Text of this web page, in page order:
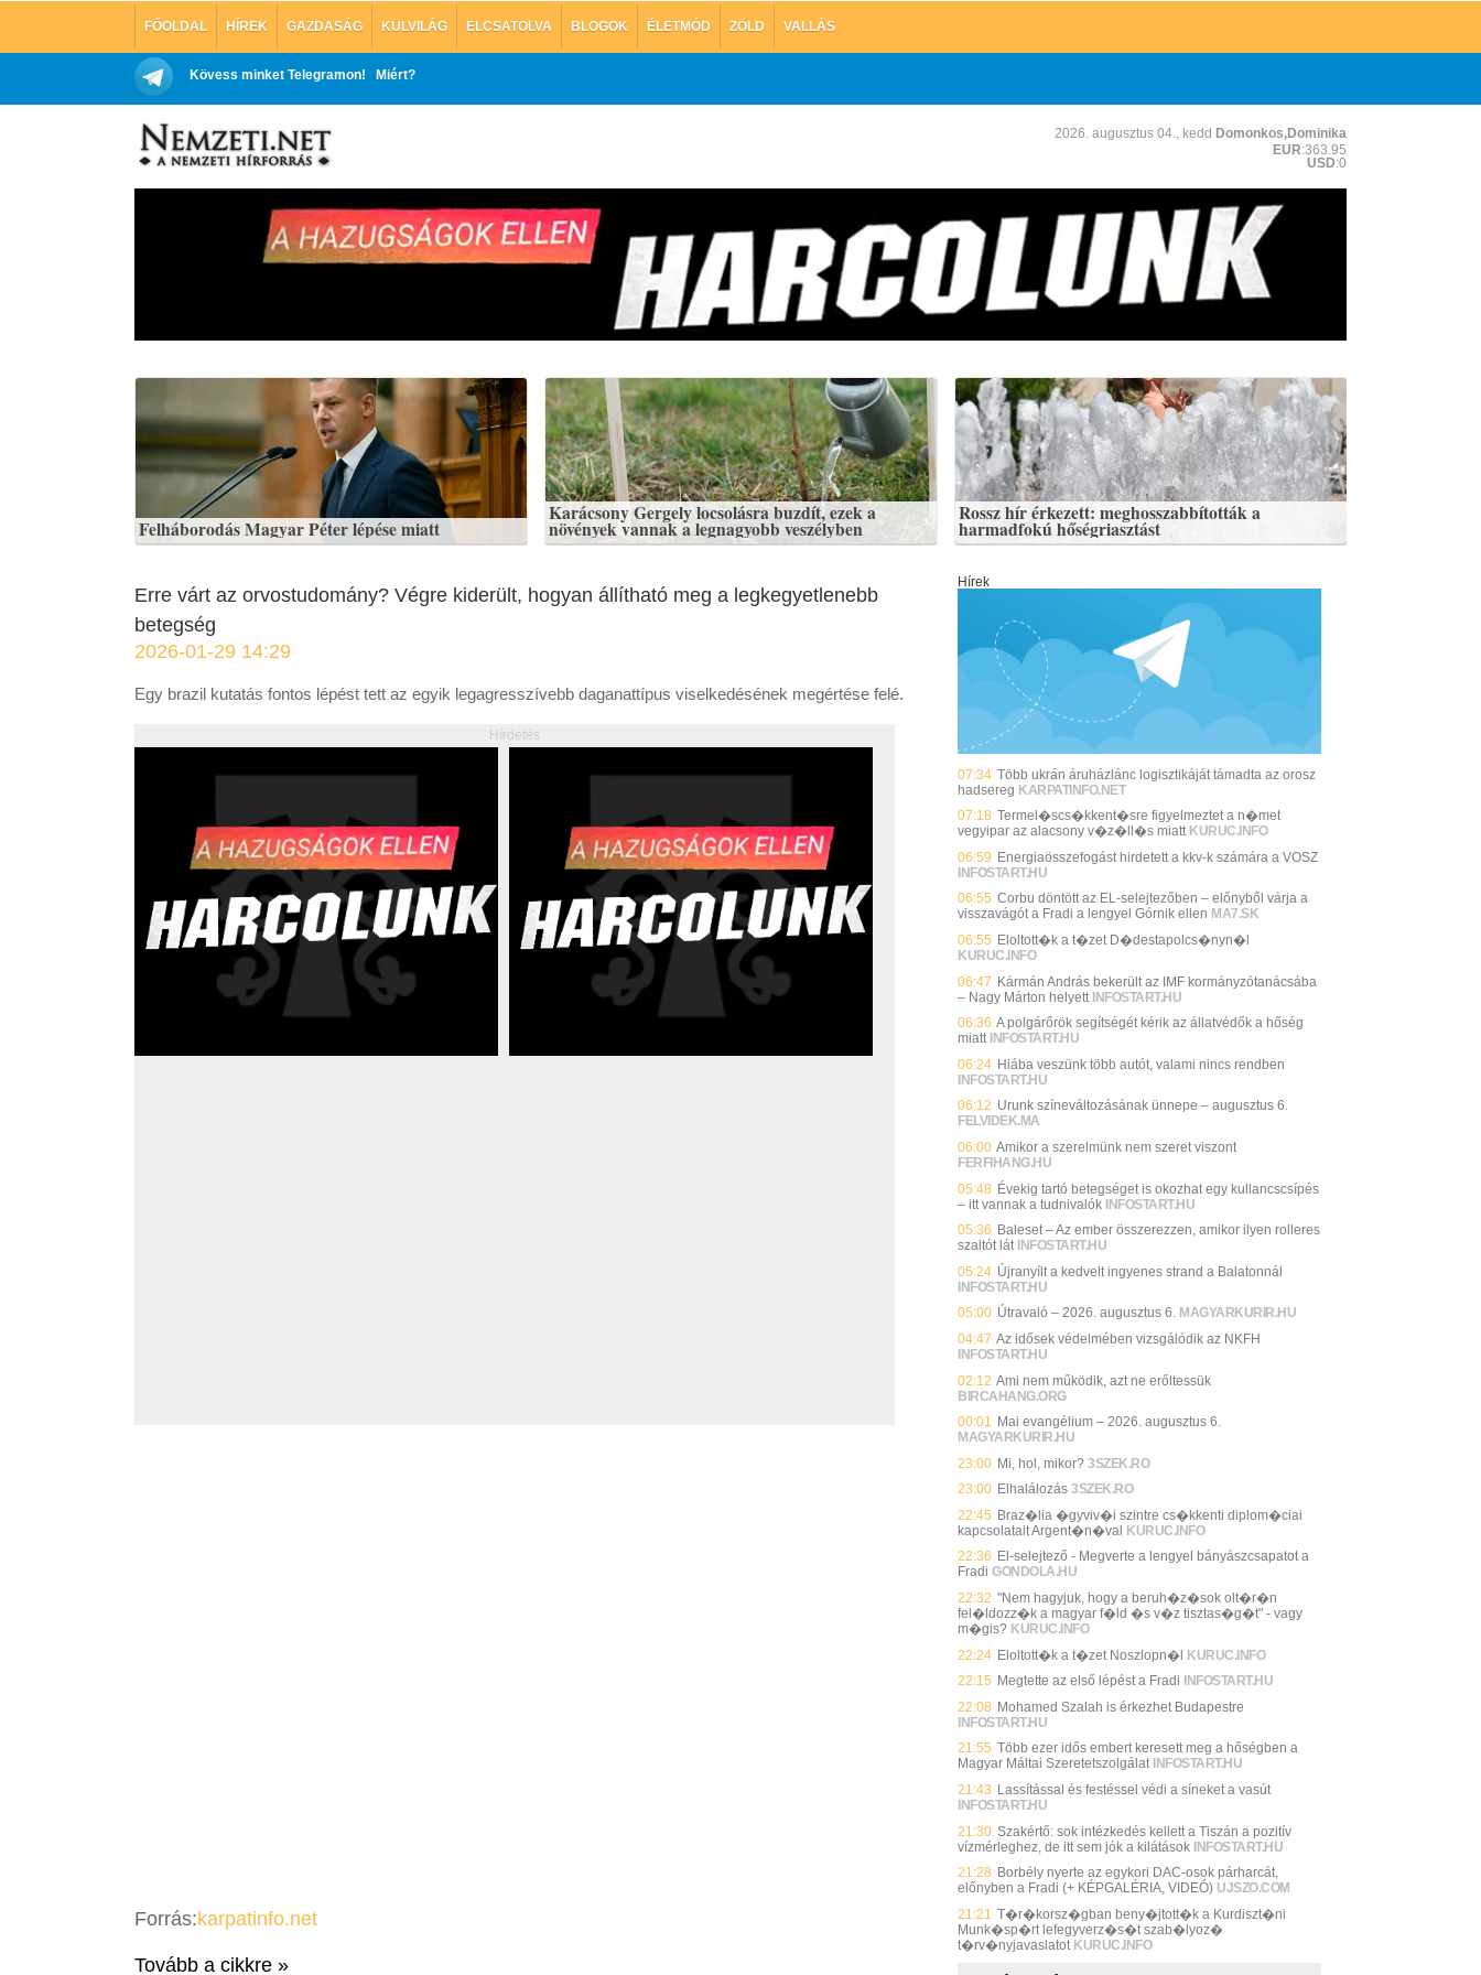
FŐOLDAL HÍREK GAZDASÁG KÜLVILÁG ELCSATOLVA BLOGOK ÉLETMÓD ZÖLD VALLÁS
Kövess minket Telegramon! Miért?
2026. augusztus 04., kedd Domonkos,Dominika
EUR:363.95
USD:0
Felháborodás Magyar Péter lépése miatt
Karácsony Gergely locsolásra buzdít, ezek a
növények vannak a legnagyobb veszélyben
Rossz hír érkezett: meghosszabbították a
harmadfokú hőségriasztást
Erre várt az orvostudomány? Végre kiderült, hogyan állítható meg a legkegyetlenebb
betegség
2026-01-29 14:29
Egy brazil kutatás fontos lépést tett az egyik legagresszívebb daganattípus viselkedésének megértése felé.
Hírdetés
Forrás:karpatinfo.net
Tovább a cikkre »
Hírek
07:34 Több ukrán áruházlánc logisztikáját támadta az orosz
hadsereg KARPATINFO.NET
07:18 Termel�scs�kkent�sre figyelmeztet a n�met
vegyipar az alacsony v�z�ll�s miatt KURUC.INFO
06:59 Energiaösszefogást hirdetett a kkv-k számára a VOSZ
INFOSTART.HU
06:55 Corbu döntött az EL-selejtezőben – előnyből várja a
visszavágót a Fradi a lengyel Górnik ellen MA7.SK
06:55 Eloltott�k a t�zet D�destapolcs�nyn�l
KURUC.INFO
06:47 Kármán András bekerült az IMF kormányzótanácsába
– Nagy Márton helyett INFOSTART.HU
06:36 A polgárőrök segítségét kérik az állatvédők a hőség
miatt INFOSTART.HU
06:24 Hiába veszünk több autót, valami nincs rendben
INFOSTART.HU
06:12 Urunk színeváltozásának ünnepe – augusztus 6.
FELVIDEK.MA
06:00 Amikor a szerelmünk nem szeret viszont
FERFIHANG.HU
05:48 Évekig tartó betegséget is okozhat egy kullancscsípés
– itt vannak a tudnivalók INFOSTART.HU
05:36 Baleset – Az ember összerezzen, amikor ilyen rolleres
szaltót lát INFOSTART.HU
05:24 Újranyílt a kedvelt ingyenes strand a Balatonnál
INFOSTART.HU
05:00 Útravaló – 2026. augusztus 6. MAGYARKURIR.HU
04:47 Az idősek védelmében vizsgálódik az NKFH
INFOSTART.HU
02:12 Ami nem működik, azt ne erőltessük
BIRCAHANG.ORG
00:01 Mai evangélium – 2026. augusztus 6.
MAGYARKURIR.HU
23:00 Mi, hol, mikor? 3SZEK.RO
23:00 Elhalálozás 3SZEK.RO
22:45 Braz�lia �gyviv�i szintre cs�kkenti diplom�ciai
kapcsolatait Argent�n�val KURUC.INFO
22:36 El-selejtező - Megverte a lengyel bányászcsapatot a
Fradi GONDOLA.HU
22:32 "Nem hagyjuk, hogy a beruh�z�sok olt�r�n
fel�ldozz�k a magyar f�ld �s v�z tisztas�g�t" - vagy
m�gis? KURUC.INFO
22:24 Eloltott�k a t�zet Noszlopn�l KURUC.INFO
22:15 Megtette az első lépést a Fradi
INFOSTART.HU
22:08 Mohamed Szalah is érkezhet Budapestre
INFOSTART.HU
21:55 Több ezer idős embert keresett meg a hőségben a
Magyar Máltai Szeretetszolgálat INFOSTART.HU
21:43 Lassítással és festéssel védi a síneket a vasút
INFOSTART.HU
21:30 Szakértő: sok intézkedés kellett a Tiszán a pozitív
vízmérleghez, de itt sem jók a kilátások INFOSTART.HU
21:28 Borbély nyerte az egykori DAC-osok párharcát,
előnyben a Fradi (+ KÉPGALÉRIA, VIDEÓ) UJSZO.COM
21:21 T�r�korsz�gban beny�jtott�k a Kurdiszt�ni
Munk�sp�rt lefegyverz�s�t szab�lyoz�
t�rv�nyjavaslatot KURUC.INFO